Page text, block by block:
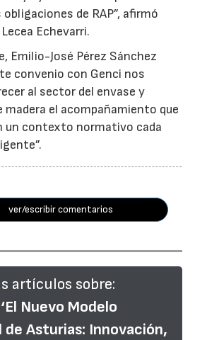
de RAP”, afirmó
Echevarri.
Emilio-José Pérez Sánchez
convenio con Genci nos
al sector del envase y
madera el acompañamiento que
un contexto normativo cada
ver/escribir comentarios
artículos sobre:
Nuevo Modelo
de Asturias: Innovación,